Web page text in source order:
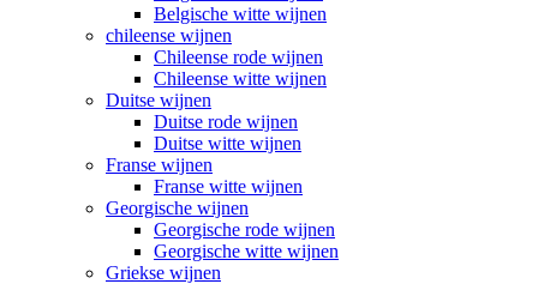
Belgische witte wijnen
chileense wijnen
Chileense rode wijnen
Chileense witte wijnen
Duitse wijnen
Duitse rode wijnen
Duitse witte wijnen
Franse wijnen
Franse witte wijnen
Georgische wijnen
Georgische rode wijnen
Georgische witte wijnen
Griekse wijnen